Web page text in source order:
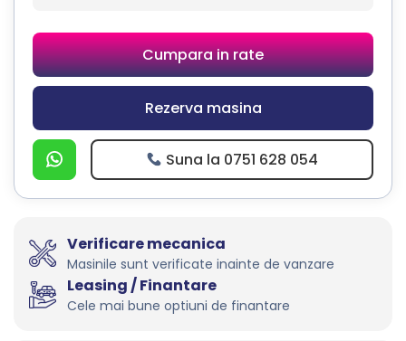
Cumpara in rate
Rezerva masina
Suna la 0751 628 054
Verificare mecanica
Masinile sunt verificate inainte de vanzare
Leasing / Finantare
Cele mai bune optiuni de finantare